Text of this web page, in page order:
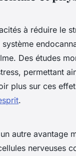
à réduire le
Des études
permettant
plus sur ces
.
autre avantage
nerveuses